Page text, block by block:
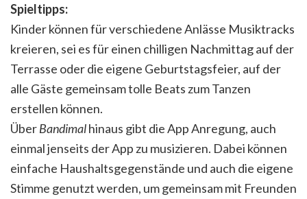
Spieltipps:
Kinder können für verschiedene Anlässe Musiktracks
kreieren, sei es für einen chilligen Nachmittag auf der
Terrasse oder die eigene Geburtstagsfeier, auf der
alle Gäste gemeinsam tolle Beats zum Tanzen
erstellen können.
ÜberBandimalhinaus gibt die App Anregung, auch
einmal jenseits der App zu musizieren. Dabei können
einfache Haushaltsgegenstände und auch die eigene
Stimme genutzt werden, um gemeinsam mit Freunden